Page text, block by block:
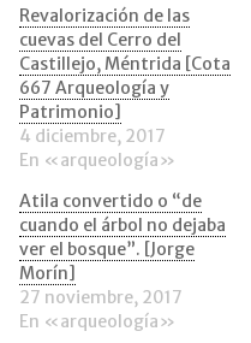
una
ventana
nueva)
una
ventana
nueva)
a
un
(Se
abre
Revalorización de las
cuevas del Cerro del
Castillejo, Méntrida [Cota
667 Arqueología y
Patrimonio]
4 diciembre, 2017
En «arqueología»
Atila convertido o “de
cuando el árbol no dejaba
ver el bosque”. [Jorge
Morín]
27 noviembre, 2017
En «arqueología»